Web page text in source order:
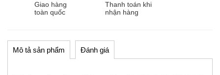
Giao hàng
toàn quốc
Thanh toán khi
nhận hàng
Mô tả sản phẩm Đánh giá